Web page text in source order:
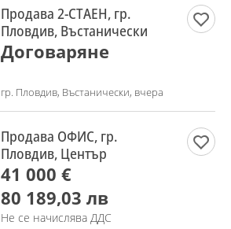
Продава 2-СТАЕН, гр.
Пловдив, Въстанически
Договаряне
гр. Пловдив, Въстанически, вчера
Продава ОФИС, гр.
Пловдив, Център
41 000 €
80 189,03 лв
Не се начислява ДДС